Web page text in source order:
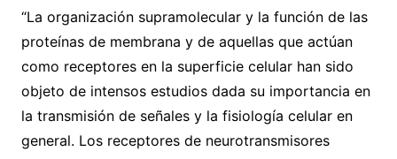
“La organización supramolecular y la función de las
proteínas de membrana y de aquellas que actúan
como receptores en la superficie celular han sido
objeto de intensos estudios dada su importancia en
la transmisión de señales y la fisiología celular en
general. Los receptores de neurotransmisores